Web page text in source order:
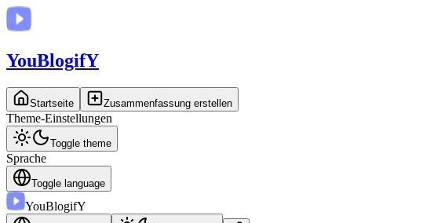
YouBlogifY
Startseite Zusammenfassung erstellen
Theme-Einstellungen
Toggle theme
Sprache
Toggle language
YouBlogifY